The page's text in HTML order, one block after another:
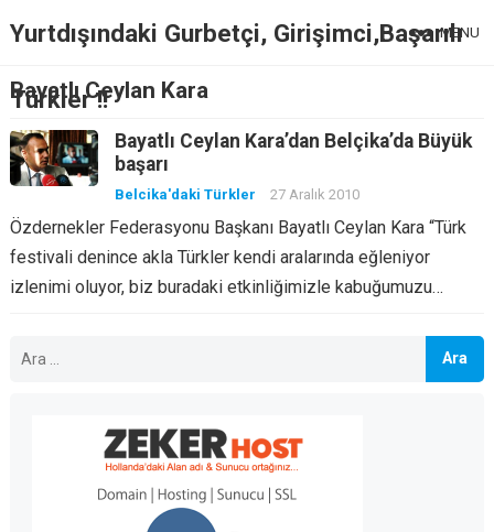
Yurtdışındaki Gurbetçi, Girişimci,Başarılı
Türkler !!
MENU
Bayatlı Ceylan Kara
Bayatlı Ceylan Kara’dan Belçika’da Büyük
başarı
Belcika'daki Türkler 27 Aralık 2010
Özdernekler Federasyonu Başkanı Bayatlı Ceylan Kara “Türk
festivali denince akla Türkler kendi aralarında eğleniyor
izlenimi oluyor, biz buradaki etkinliğimizle kabuğumuzu…